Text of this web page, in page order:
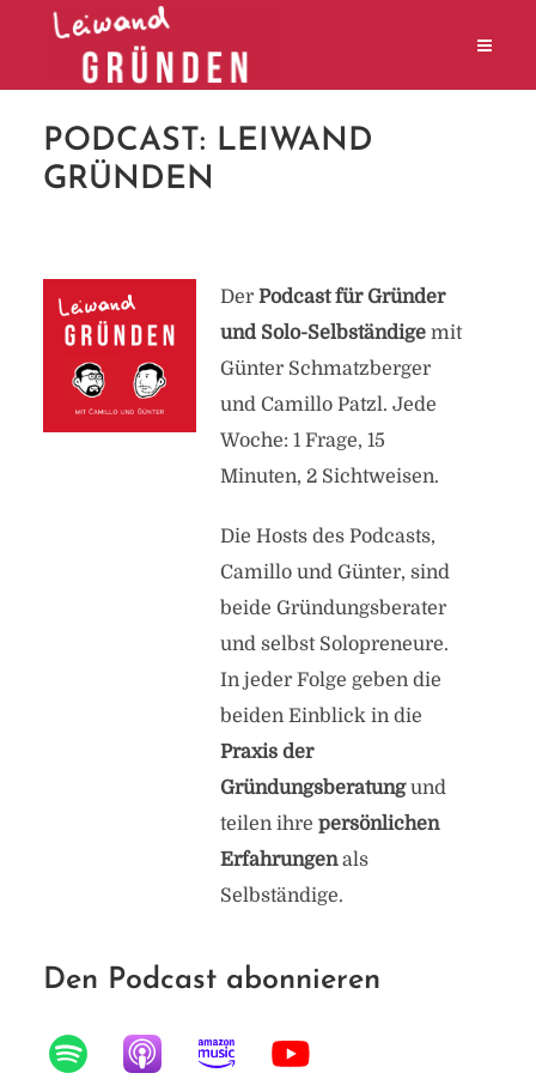
PODCAST: LEIWAND
GRÜNDEN
Der Podcast für Gründer
und Solo-Selbständigemit
Günter Schmatzberger
und Camillo Patzl. Jede
Woche: 1 Frage, 15
Minuten, 2 Sichtweisen.
Die Hosts des Podcasts,
Camillo und Günter, sind
beide Gründungsberater
und selbst Solopreneure.
In jeder Folge geben die
beiden Einblick in die
Praxis der
Gründungsberatungund
teilen ihre persönlichen
Erfahrungenals
Selbständige.
Den Podcast abonnieren